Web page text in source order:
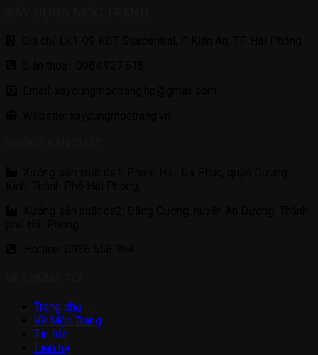
Trang chủ
Về Mộc Trang
Tin tức
Liên hệ